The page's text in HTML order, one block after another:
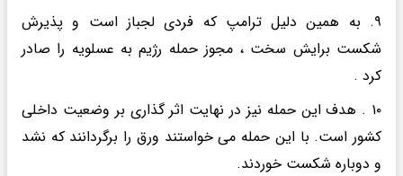
۹. به همین دلیل ترامپ که فردی لجباز است و پذیرش
شکست برایش سخت ، مجوز حمله رژیم به عسلویه را صادر
کرد .
۱۰ . هدف این حمله نیز در نهایت اثر گذاری بر وضعیت داخلی
کشور است. با این حمله می خواستند ورق را برگردانند که نشد
و دوباره شکست خوردند.